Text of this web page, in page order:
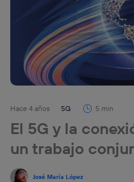
Hace 4 años 5G 5 min
El 5G y la
un trabajo
José María López